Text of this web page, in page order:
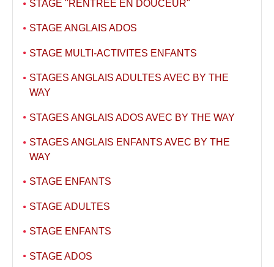
STAGE "RENTREE EN DOUCEUR"
STAGE ANGLAIS ADOS
STAGE MULTI-ACTIVITES ENFANTS
STAGES ANGLAIS ADULTES AVEC BY THE
WAY
STAGES ANGLAIS ADOS AVEC BY THE WAY
STAGES ANGLAIS ENFANTS AVEC BY THE
WAY
STAGE ENFANTS
STAGE ADULTES
STAGE ENFANTS
STAGE ADOS